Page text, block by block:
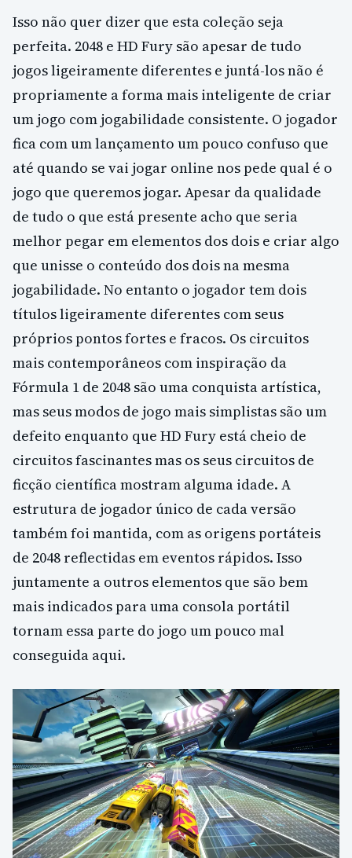
Isso não quer dizer que esta coleção seja
perfeita. 2048 e HD Fury são apesar de tudo
jogos ligeiramente diferentes e juntá-los não é
propriamente a forma mais inteligente de criar
um jogo com jogabilidade consistente. O jogador
fica com um lançamento um pouco confuso que
até quando se vai jogar online nos pede qual é o
jogo que queremos jogar. Apesar da qualidade
de tudo o que está presente acho que seria
melhor pegar em elementos dos dois e criar algo
que unisse o conteúdo dos dois na mesma
jogabilidade. No entanto o jogador tem dois
títulos ligeiramente diferentes com seus
próprios pontos fortes e fracos. Os circuitos
mais contemporâneos com inspiração da
Fórmula 1 de 2048 são uma conquista artística,
mas seus modos de jogo mais simplistas são um
defeito enquanto que HD Fury está cheio de
circuitos fascinantes mas os seus circuitos de
ficção científica mostram alguma idade. A
estrutura de jogador único de cada versão
também foi mantida, com as origens portáteis
de 2048 reflectidas em eventos rápidos. Isso
juntamente a outros elementos que são bem
mais indicados para uma consola portátil
tornam essa parte do jogo um pouco mal
conseguida aqui.